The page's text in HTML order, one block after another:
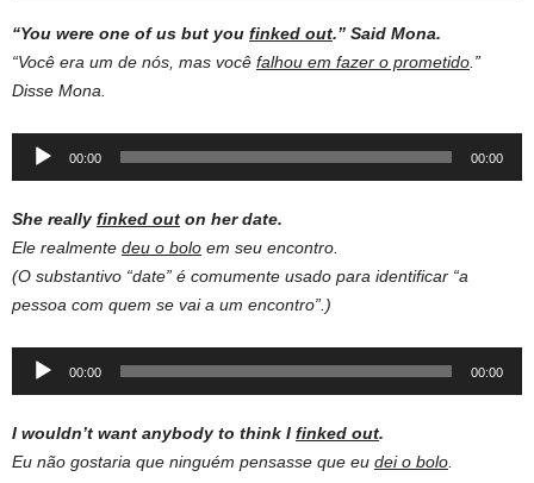
“You were one of us but you finked out.” Said Mona.
“Você era um de nós, mas você falhou em fazer o prometido .”
Disse Mona.
Audio
00:00 00:00
She really finked out on her date.
Ele realmente deu o bolo em seu encontro.
(O substantivo “date” é comumente usado para identificar “a
pessoa com quem se vai a um encontro”.)
Audio
00:00 00:00
I wouldn’t want anybody to think I finked out.
Eu não gostaria que ninguém pensasse que eu dei o bolo